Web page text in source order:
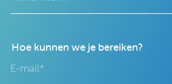
Hoe kunnen we je bereiken?